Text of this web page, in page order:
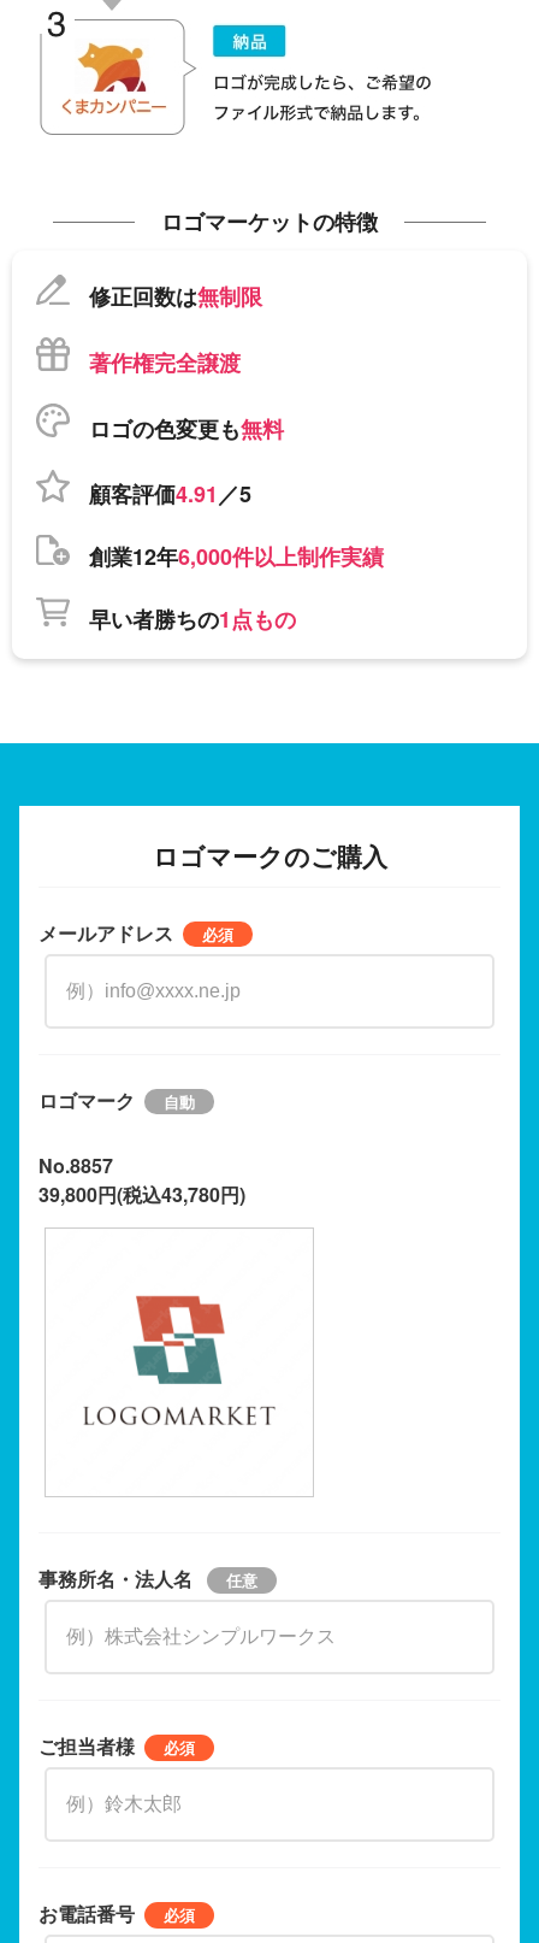
ロゴマーケットの特徴
修正回数は無制限
著作権完全譲渡
ロゴの色変更も無料
顧客評価4.91／5
創業12年6,000件以上制作実績
早い者勝ちの1点もの
ロゴマークのご購入
メールアドレス
ロゴマーク
No.8857
39,800円(税込43,780円)
事務所名・法人名
ご担当者様
お電話番号